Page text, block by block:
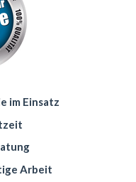
im Einsatz
Arbeit